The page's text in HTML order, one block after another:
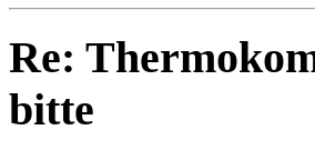
Re:
bitte